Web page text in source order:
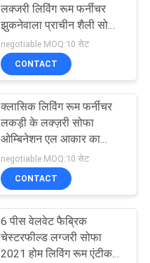
लक्जरी लिविंग रूम फर्नीचर
झुकनेवाला प्राचीन शैली सोफा
सेट
negotiable MOQ:10 सेट
CONTACT
क्लासिक लिविंग रूम फर्नीचर
लकड़ी के लक्ज़री सोफा
ओम्बिनेशन एल आकार का
सोफा रेक्लिनेर
negotiable MOQ:10 सेट
CONTACT
6 पीस वेलवेट फैब्रिक
चेस्टरफील्ड लग्जरी सोफा
2021 होम लिविंग रूम एंटीक